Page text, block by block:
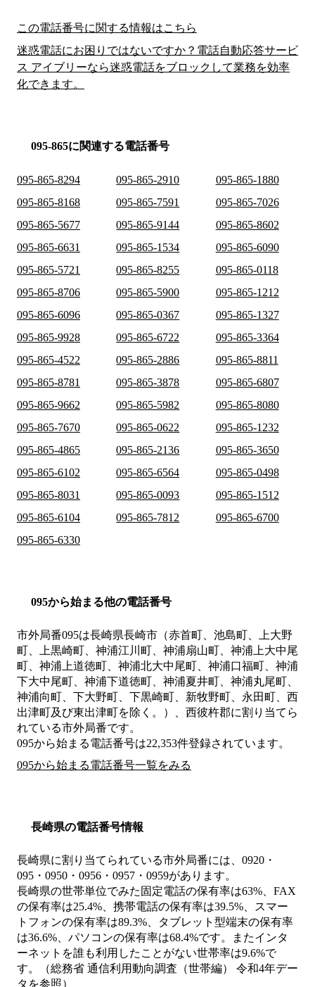
この電話番号に関する情報はこちら
迷惑電話にお困りではないですか？電話自動応答サービ
ス アイブリーなら迷惑電話をブロックして業務を効率
化できます。
095-865に関連する電話番号
095-865-8294 095-865-2910
095-865-1880
095-865-8168
095-865-7591
095-865-7026
095-865-5677
095-865-9144
095-865-8602
095-865-6631
095-865-1534
095-865-6090
095-865-5721
095-865-8255
095-865-0118
095-865-8706
095-865-5900
095-865-1212
095-865-6096
095-865-0367
095-865-1327
095-865-9928
095-865-6722
095-865-3364
095-865-4522
095-865-2886
095-865-8811
095-865-8781
095-865-3878
095-865-6807
095-865-9662
095-865-5982
095-865-8080
095-865-7670
095-865-0622
095-865-1232
095-865-4865
095-865-2136
095-865-3650
095-865-6102
095-865-6564
095-865-0498
095-865-8031
095-865-0093
095-865-1512
095-865-6104
095-865-7812
095-865-6700
095-865-6330
095から始まる他の電話番号
市外局番095は長崎県長崎市（赤首町、池島町、上大野
町、上黒崎町、神浦江川町、神浦扇山町、神浦上大中尾
町、神浦上道徳町、神浦北大中尾町、神浦口福町、神浦
下大中尾町、神浦下道徳町、神浦夏井町、神浦丸尾町、
神浦向町、下大野町、下黒崎町、新牧野町、永田町、西
出津町及び東出津町を除く。）、西彼杵郡に割り当てら
れている市外局番です。
095から始まる電話番号は22,353件登録されています。
095から始まる電話番号一覧をみる
長崎県の電話番号情報
長崎県に割り当てられている市外局番には、0920・
095・0950・0956・0957・0959があります。
長崎県の世帯単位でみた固定電話の保有率は63%、FAX
の保有率は25.4%、携帯電話の保有率は39.5%、スマー
トフォンの保有率は89.3%、タブレット型端末の保有率
は36.6%、パソコンの保有率は68.4%です。またインタ
ーネットを誰も利用したことがない世帯率は9.6%で
す。（総務省 通信利用動向調査（世帯編） 令和4年デー
タを参照）